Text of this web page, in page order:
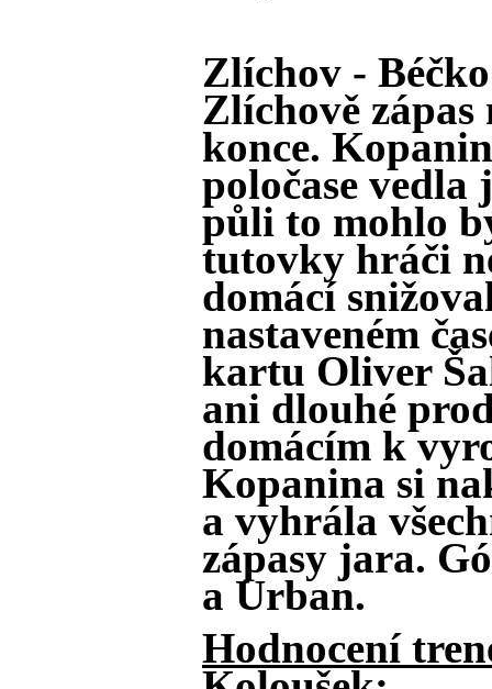
Zlíchov -
Zlíchově
konce.
poločase vedla
půli to mohlo
tutovky hráči
domácí
nastaveném
kartu Oliver
ani dlouhé
domácím k
Kopanina si
a vyhrála
zápasy jara.
a Urban.
Hodnocení